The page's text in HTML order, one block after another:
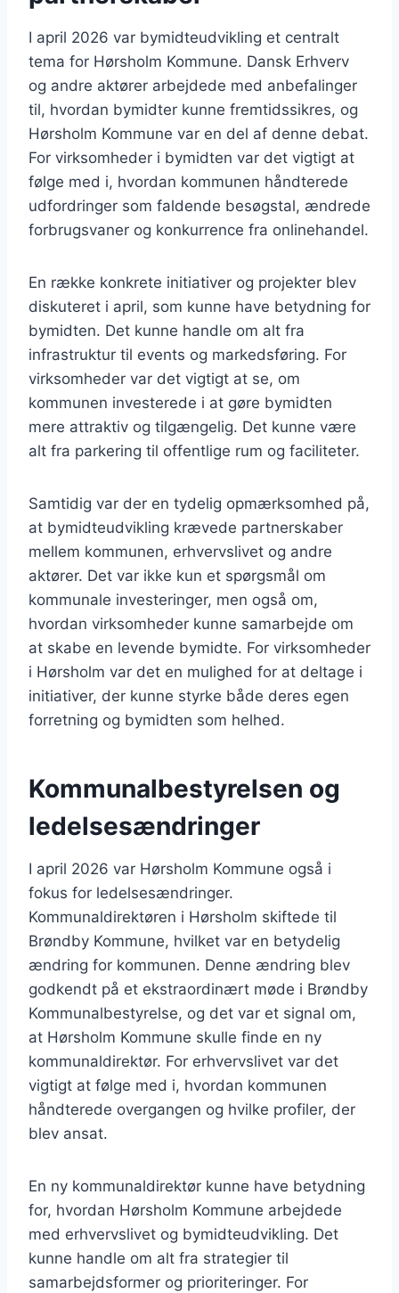
I april 2026 var bymidteudvikling et centralt
tema for Hørsholm Kommune. Dansk Erhverv
og andre aktører arbejdede med anbefalinger
til, hvordan bymidter kunne fremtidssikres, og
Hørsholm Kommune var en del af denne debat.
For virksomheder i bymidten var det vigtigt at
følge med i, hvordan kommunen håndterede
udfordringer som faldende besøgstal, ændrede
forbrugsvaner og konkurrence fra onlinehandel.
En række konkrete initiativer og projekter blev
diskuteret i april, som kunne have betydning for
bymidten. Det kunne handle om alt fra
infrastruktur til events og markedsføring. For
virksomheder var det vigtigt at se, om
kommunen investerede i at gøre bymidten
mere attraktiv og tilgængelig. Det kunne være
alt fra parkering til offentlige rum og faciliteter.
Samtidig var der en tydelig opmærksomhed på,
at bymidteudvikling krævede partnerskaber
mellem kommunen, erhvervslivet og andre
aktører. Det var ikke kun et spørgsmål om
kommunale investeringer, men også om,
hvordan virksomheder kunne samarbejde om
at skabe en levende bymidte. For virksomheder
i Hørsholm var det en mulighed for at deltage i
initiativer, der kunne styrke både deres egen
forretning og bymidten som helhed.
Kommunalbestyrelsen og
ledelsesændringer
I april 2026 var Hørsholm Kommune også i
fokus for ledelsesændringer.
Kommunaldirektøren i Hørsholm skiftede til
Brøndby Kommune, hvilket var en betydelig
ændring for kommunen. Denne ændring blev
godkendt på et ekstraordinært møde i Brøndby
Kommunalbestyrelse, og det var et signal om,
at Hørsholm Kommune skulle finde en ny
kommunaldirektør. For erhvervslivet var det
vigtigt at følge med i, hvordan kommunen
håndterede overgangen og hvilke profiler, der
blev ansat.
En ny kommunaldirektør kunne have betydning
for, hvordan Hørsholm Kommune arbejdede
med erhvervslivet og bymidteudvikling. Det
kunne handle om alt fra strategier til
samarbejdsformer og prioriteringer. For